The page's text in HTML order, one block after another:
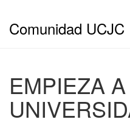
Comunidad UCJC
EMPIEZA